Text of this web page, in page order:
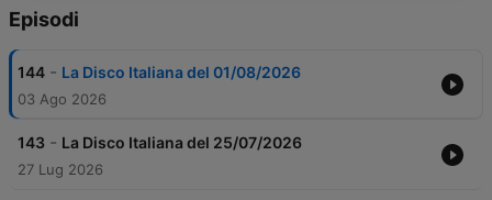
Episodi
144 - La Disco Italiana del 01/08/2026
03 Ago 2026
143 - La Disco Italiana del 25/07/2026
27 Lug 2026